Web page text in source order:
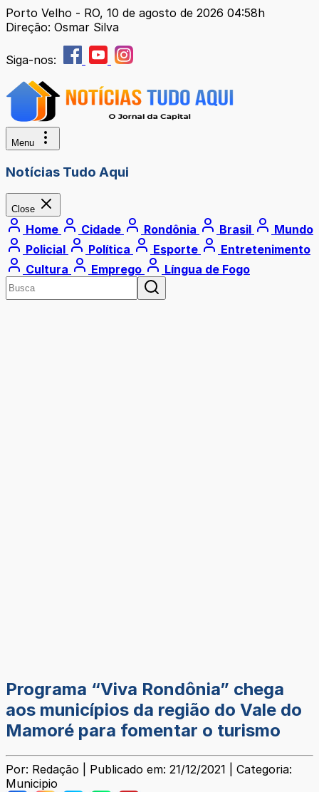
Porto Velho - RO, 10 de agosto de 2026 04:58h
Direção: Osmar Silva
Siga-nos:
Menu
Notícias Tudo Aqui
Close
Home Cidade Rondônia Brasil
Mundo
Policial
Política Esporte
Entretenimento
Cultura
Emprego Língua de Fogo
Programa “Viva Rondônia” chega
aos municípios da região do Vale do
Mamoré para fomentar o turismo
Por: Redação | Publicado em: 21/12/2021 | Categoria:
Municipio